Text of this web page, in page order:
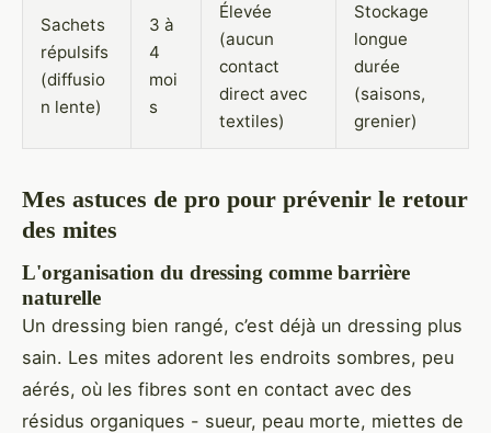
Sachets
répulsifs
(diffusio
n lente)
3 à
4
moi
s
Élevée
(aucun
contact
direct avec
textiles)
Stockage
longue
durée
(saisons,
grenier)
Mes astuces de pro pour prévenir le retour
des mites
L'organisation du dressing comme barrière
naturelle
Un dressing bien rangé, c’est déjà un dressing plus
sain. Les mites adorent les endroits sombres, peu
aérés, où les fibres sont en contact avec des
résidus organiques - sueur, peau morte, miettes de